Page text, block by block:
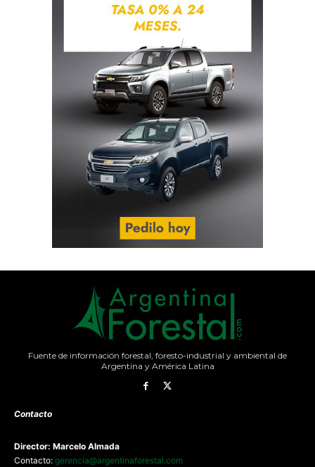
Fuente de información forestal, foresto-industrial y ambiental de
Argentina y América Latina
Contacto
Director: Marcelo Almada
Contacto: gerencia@argentinaforestal.com